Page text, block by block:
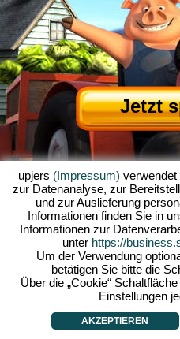
Jetzt
Über My Free Farm |Die Story
Impressum |Datenschutzerklärung
My Free Farm 2 App|
Browsergames -
upjers (Impressum) verwendet
zur Datenanalyse, zur
und zur Auslieferung
Informationen finden Sie in
Informationen zur
unter https://
Um der Verwendung
betätigen Sie bitte die
Über die „Cookie“
Einstellungen
AKZEPTIEREN